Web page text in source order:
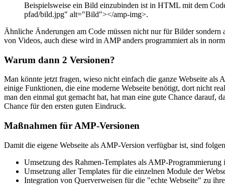
Beispielsweise ein Bild einzubinden ist in HTML mit dem
pfad/bild.jpg" alt="Bild"></amp-img>.
Ähnliche Änderungen am Code müssen nicht nur für Bilder
von Videos, auch diese wird in AMP anders programmiert als in
Warum dann 2 Versionen?
Man könnte jetzt fragen, wieso nicht einfach die ganze Webseite als
einige Funktionen, die eine moderne Webseite benötigt, dort nicht
man den einmal gut gemacht hat, hat man eine gute Chance
Chance für den ersten guten Eindruck.
Maßnahmen für AMP-Versionen
Damit die eigene Webseite als AMP-Version verfügbar ist, sind
Umsetzung des Rahmen-Templates als AMP-
Umsetzung aller Templates für die einzelnen Module der
Integration von Querverweisen für die "echte Webseite" zu